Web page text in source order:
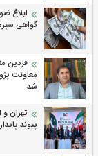
ابلاغ
گواهی
فردین
معاونت
شد
تهران و
پیوند